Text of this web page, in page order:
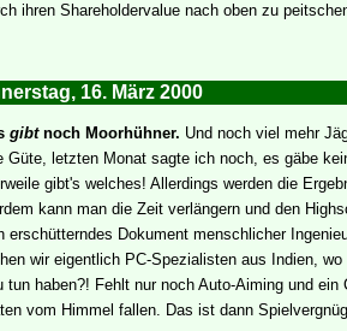
ihren Shareholdervalue nach oben zu
16. März 2000
gibt noch Moorhühner. Und noch viel mehr
Güte, letzten Monat sagte ich noch, es gäbe
gibt's welches! Allerdings werden die
kann man die Zeit verlängern und den
erschütterndes Dokument menschlicher
wir eigentlich PC-Spezialisten aus Indien,
tun haben?! Fehlt nur noch Auto-Aiming und ein
vom Himmel fallen. Das ist dann